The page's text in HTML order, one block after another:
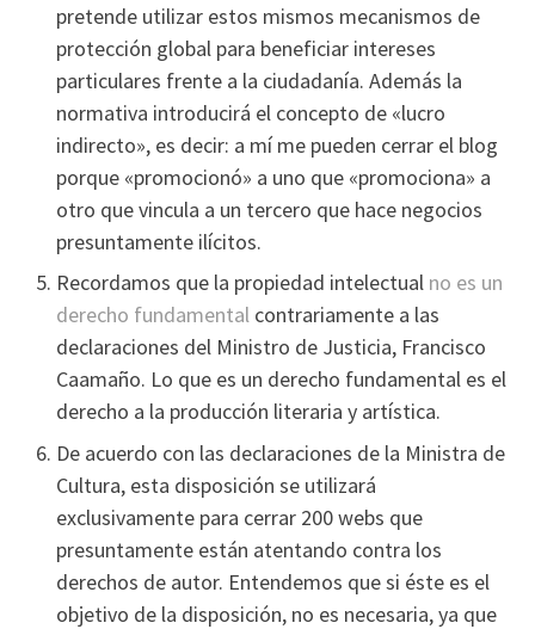
pretende utilizar estos mismos mecanismos de
protección global para beneficiar intereses
particulares frente a la ciudadaní­a. Además la
normativa introducirá el concepto de «lucro
indirecto», es decir: a mí­ me pueden cerrar el blog
porque «promocionó» a uno que «promociona» a
otro que vincula a un tercero que hace negocios
presuntamente ilí­citos.
Recordamos que la propiedad intelectual no es un
derecho fundamental contrariamente a las
declaraciones del Ministro de Justicia, Francisco
Caamaño. Lo que es un derecho fundamental es el
derecho a la producción literaria y artí­stica.
De acuerdo con las declaraciones de la Ministra de
Cultura, esta disposición se utilizará
exclusivamente para cerrar 200 webs que
presuntamente están atentando contra los
derechos de autor. Entendemos que si éste es el
objetivo de la disposición, no es necesaria, ya que